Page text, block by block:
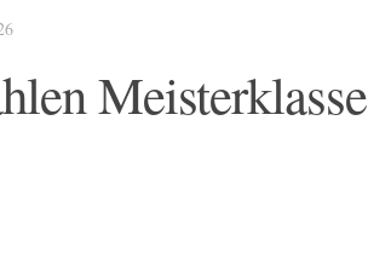
Meisterklasse